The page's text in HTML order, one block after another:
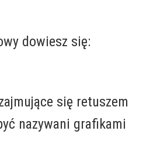
dowiesz się:
się retuszem
nazywani grafikami